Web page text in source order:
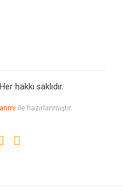
hakkı saklıdır.
ile hazırlanmıştır.